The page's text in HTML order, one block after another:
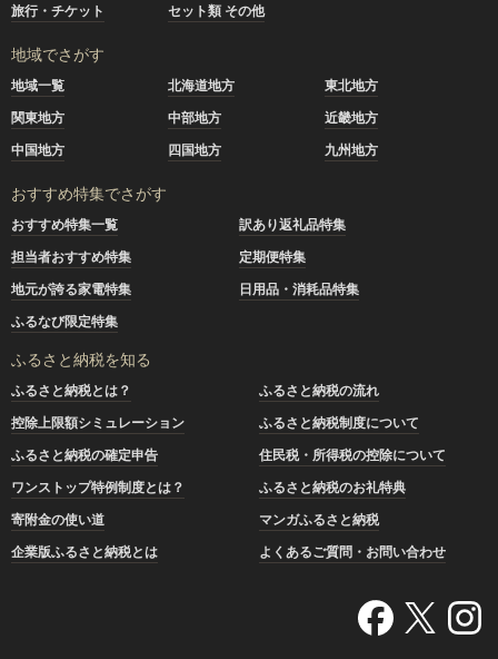
旅行・チケット
セット類 その他
地域でさがす
地域一覧 北海道地方
東北地方
関東地方
中部地方
近畿地方
中国地方
四国地方 九州地方
おすすめ特集でさがす
おすすめ特集一覧
訳あり返礼品特集
担当者おすすめ特集
定期便特集
地元が誇る家電特集
日用品・消耗品特集
ふるなび限定特集
ふるさと納税を知る
ふるさと納税とは？
ふるさと納税の流れ
控除上限額シミュレーション
ふるさと納税制度について
ふるさと納税の確定申告
住民税・所得税の控除について
ワンストップ特例制度とは？
ふるさと納税のお礼特典
寄附金の使い道
マンガふるさと納税
企業版ふるさと納税とは
よくあるご質問・お問い合わせ